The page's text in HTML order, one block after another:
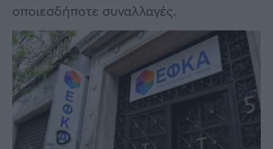
Γυναίκα
Καιρός
οποιεσδήποτε συναλλαγές.